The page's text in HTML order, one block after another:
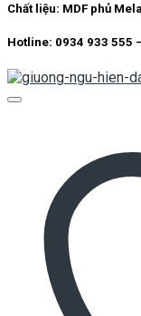
Chất liệu: MDF phủ
Hotline: 0934 933 555